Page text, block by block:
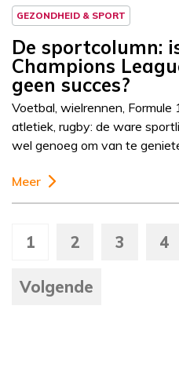
GEZONDHEID & SPORT
De sportcolumn:
Champions
geen succes?
Voetbal, wielrennen, Formule
atletiek, rugby: de ware
wel genoeg om van te
Meer
1 2 3 4
Volgende